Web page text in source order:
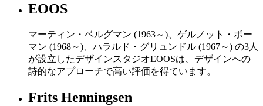
EOOS
マーティン・ベルグマン (1963～)、ゲルノット・ボー
マン (1968～)、ハラルド・グリュンドル (1967～) の3人
が設立したデザインスタジオEOOSは、デザインへの
詩的なアプローチで高い評価を得ています。
Frits Henningsen